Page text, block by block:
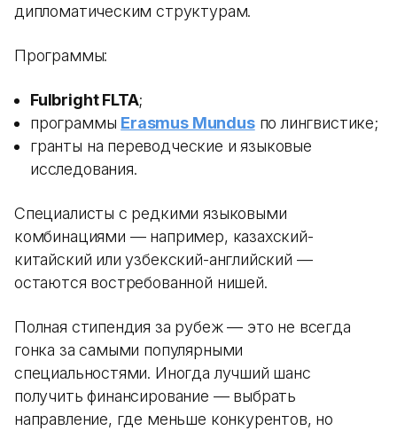
дипломатическим структурам.
Программы:
Fulbright FLTA;
программы Erasmus Mundusпо лингвистике;
гранты на переводческие и языковые
исследования.
Специалисты с редкими языковыми
комбинациями — например, казахский-
китайский или узбекский-английский —
остаются востребованной нишей.
Полная стипендия за рубеж — это не всегда
гонка за самыми популярными
специальностями. Иногда лучший шанс
получить финансирование — выбрать
направление, где меньше конкурентов, но